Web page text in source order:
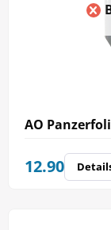
AO
12.90